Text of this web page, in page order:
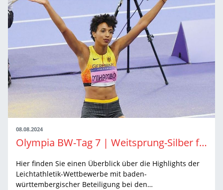
08.08.2024
Olympia BW-Tag 7 | Weitsprung-Silber für Mihambo und Erleichterungsschrei im Kugelstoßen der Frauen
Hier finden Sie einen Überblick über die Highlights der
Leichtathletik-Wettbewerbe mit baden-
württembergischer Beteiligung bei den…